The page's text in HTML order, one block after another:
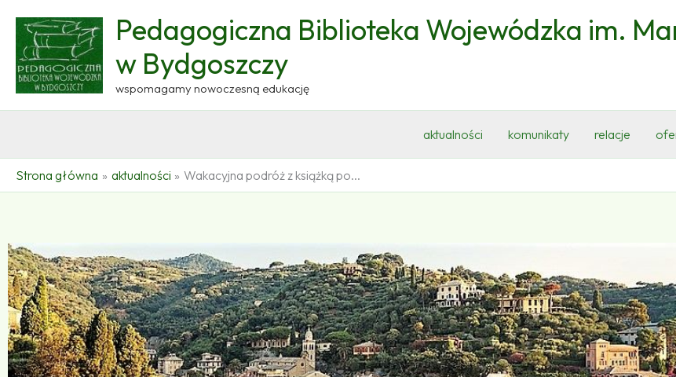
treści
Pedagogiczna Biblioteka Wojewódzka im.
w Bydgoszczy
wspomagamy nowoczesną edukację
aktualności komunikaty relacje
Strona główna aktualności Wakacyjna podróż z książką po...